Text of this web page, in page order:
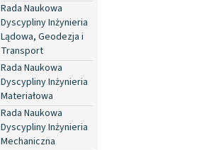
Rada Naukowa
Dyscypliny Inżynieria
Lądowa, Geodezja i
Transport
Rada Naukowa
Dyscypliny Inżynieria
Materiałowa
Rada Naukowa
Dyscypliny Inżynieria
Mechaniczna